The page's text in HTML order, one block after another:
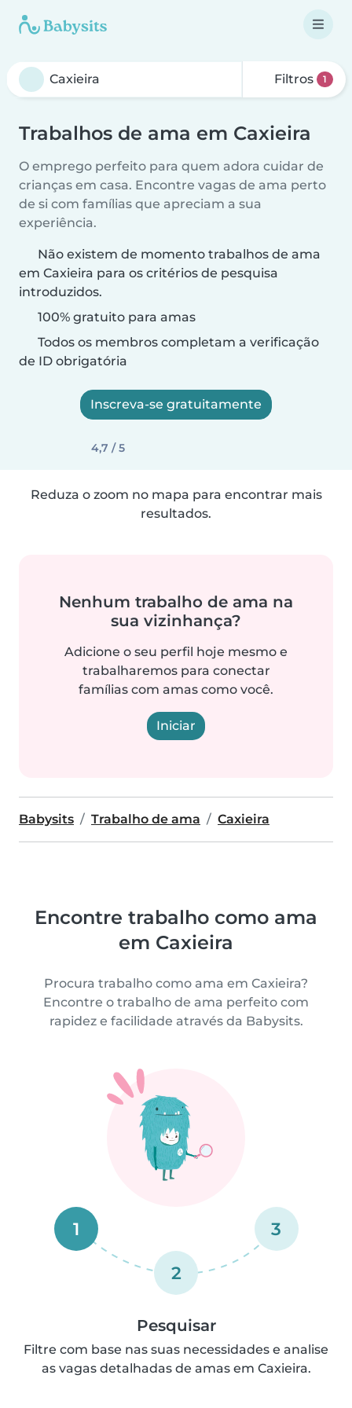
Filtros 1
Trabalhos de ama em Caxieira
O emprego perfeito para quem adora cuidar de
crianças em casa. Encontre vagas de ama perto
de si com famílias que apreciam a sua
experiência.
Não existem de momento trabalhos de ama
em Caxieira para os critérios de pesquisa
introduzidos.
100% gratuito para amas
Todos os membros completam a verificação
de ID obrigatória
Inscreva-se gratuitamente
4,7 / 5
Reduza o zoom no mapa para encontrar mais
resultados.
Nenhum trabalho de ama na
sua vizinhança?
Adicione o seu perfil hoje mesmo e
trabalharemos para conectar
famílias com amas como você.
Iniciar
Babysits Trabalho de ama Caxieira
Encontre trabalho como ama
em Caxieira
Procura trabalho como ama em Caxieira?
Encontre o trabalho de ama perfeito com
rapidez e facilidade através da Babysits.
1
2
3
Pesquisar
Filtre com base nas suas necessidades e analise
as vagas detalhadas de amas em Caxieira.